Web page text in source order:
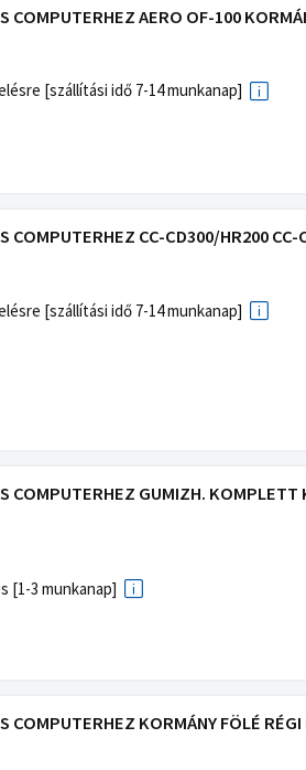
COMPUTERHEZ AERO OF-100
[szállítási idő 7-14 munkanap]
COMPUTERHEZ CC-CD300/HR200
[szállítási idő 7-14 munkanap]
COMPUTERHEZ GUMIZH.
[1-3 munkanap]
COMPUTERHEZ KORMÁNY FÖLÉ